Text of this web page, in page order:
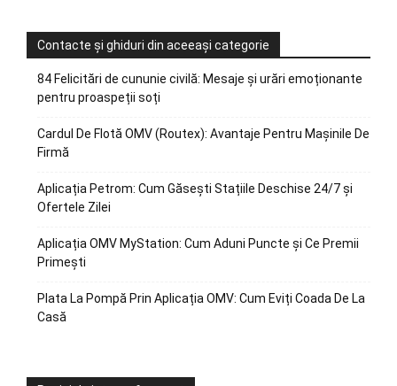
Contacte și ghiduri din aceeași categorie
84 Felicitări de cununie civilă: Mesaje și urări emoționante
pentru proaspeții soți
Cardul De Flotă OMV (Routex): Avantaje Pentru Mașinile De
Firmă
Aplicația Petrom: Cum Găsești Stațiile Deschise 24/7 și
Ofertele Zilei
Aplicația OMV MyStation: Cum Aduni Puncte și Ce Premii
Primești
Plata La Pompă Prin Aplicația OMV: Cum Eviți Coada De La
Casă